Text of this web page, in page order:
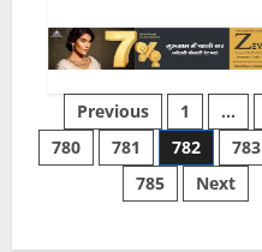
में
फिर
दिखा
रफ्तार
का
कहर
Posts
pagination
Previous 1 …
780
781 782 783
785
Next